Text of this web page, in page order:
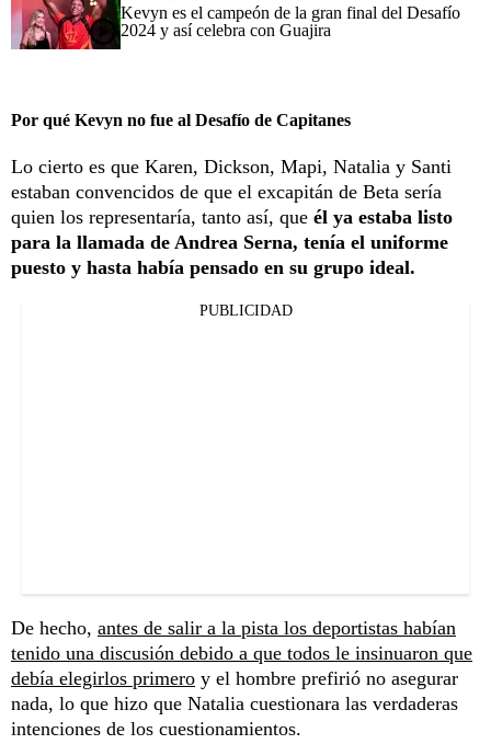
Kevyn es el campeón de la gran final del Desafío
2024 y así celebra con Guajira
Por qué Kevyn no fue al Desafío de Capitanes
Lo cierto es que Karen, Dickson, Mapi, Natalia y Santi
estaban convencidos de que el excapitán de Beta sería
quien los representaría, tanto así, que él ya estaba listo
para la llamada de Andrea Serna, tenía el uniforme
puesto y hasta había pensado en su grupo ideal.
PUBLICIDAD
De hecho, antes de salir a la pista los deportistas habían
tenido una discusión debido a que todos le insinuaron que
debía elegirlos primero y el hombre prefirió no asegurar
nada, lo que hizo que Natalia cuestionara las verdaderas
intenciones de los cuestionamientos.